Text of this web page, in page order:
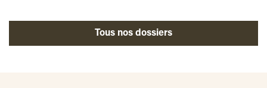
Tous nos dossiers